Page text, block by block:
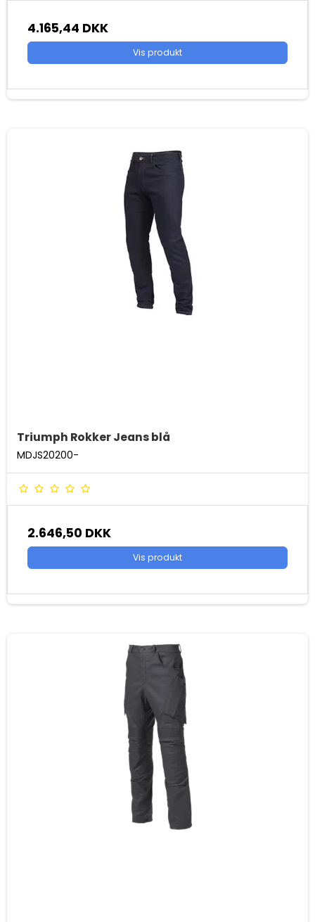
4.165,44 DKK
Vis produkt
Triumph Rokker Jeans blå
MDJS20200-
2.646,50 DKK
Vis produkt